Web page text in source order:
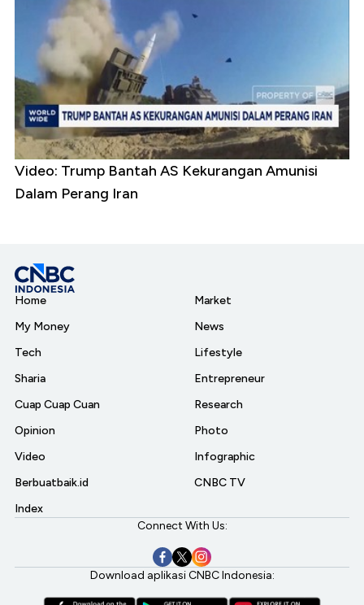
Video: Trump Bantah AS Kekurangan Amunisi
Dalam Perang Iran
Home
My Money
Tech
Sharia
Cuap Cuap Cuan
Opinion
Video
Berbuatbaik.id
Index
Market
News
Lifestyle
Entrepreneur
Research
Photo
Infographic
CNBC TV
Connect With Us:
Download aplikasi CNBC Indonesia: